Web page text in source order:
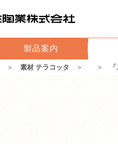
製品案内
＞ 素材 テラコッタ ＞ ＞